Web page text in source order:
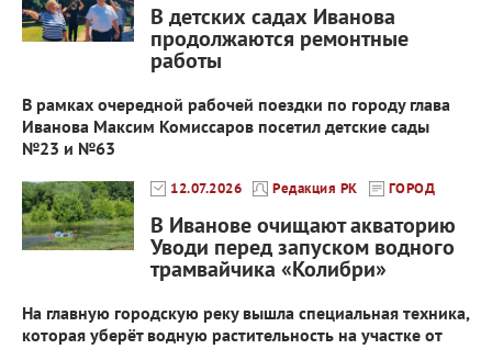
В детских садах Иванова
продолжаются ремонтные
работы
В рамках очередной рабочей поездки по городу глава
Иванова Максим Комиссаров посетил детские сады
№23 и №63
12.07.2026 Редакция РК ГОРОД
В Иванове очищают акваторию
Уводи перед запуском водного
трамвайчика «Колибри»
На главную городскую реку вышла специальная техника,
которая уберёт водную растительность на участке от